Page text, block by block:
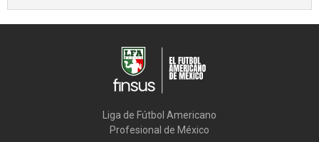
Liga de Fútbol Americano
Profesional de México